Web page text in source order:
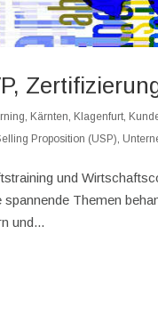
Kärnten Klagenfurt
Proposition (USP)
und
Themen
und...